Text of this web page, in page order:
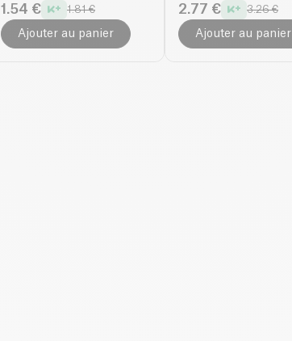
1.54 € 1.81 €
Ajouter au panier
2.77 € 3.26 €
Ajouter au panier